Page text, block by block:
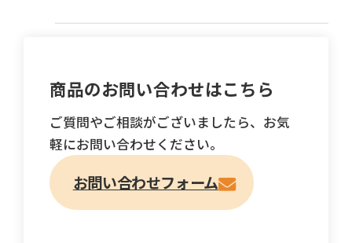
商品のお問い合わせはこちら
ご質問やご相談がございましたら、お気
軽にお問い合わせください。
お問い合わせフォーム